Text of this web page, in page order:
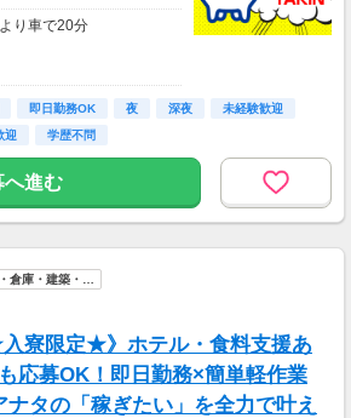
40時間/仮)
！
間×22日＋夜勤割増＋残
り車で20分
即日勤務OK 夜 深夜
未経験歓迎
迎 学歴不問
へ進む
倉庫・建築・…
寮限定★》ホテル・食料支援あ
応募OK！即日勤務×簡単軽作業
ナタの「稼ぎたい」を全力で叶え